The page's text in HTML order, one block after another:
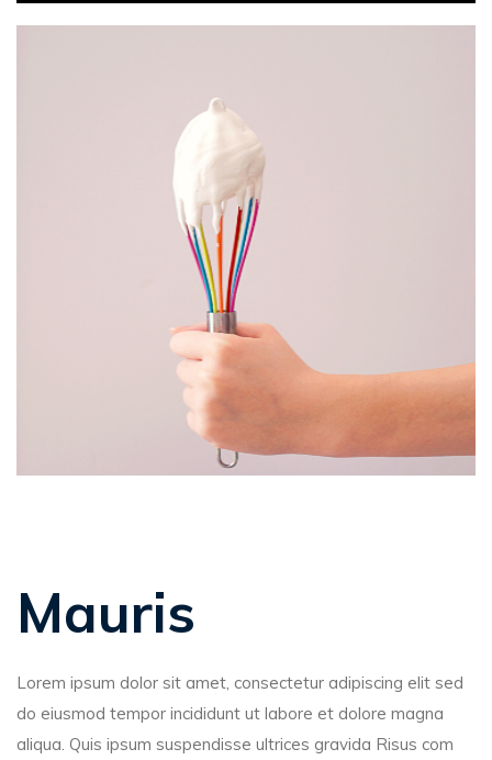
Mauris
Lorem ipsum dolor sit amet, consectetur adipiscing elit sed
do eiusmod tempor incididunt ut labore et dolore magna
aliqua. Quis ipsum suspendisse ultrices gravida Risus com